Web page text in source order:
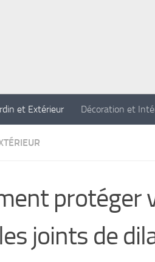
et Extérieur Décoration et
protéger
joints de